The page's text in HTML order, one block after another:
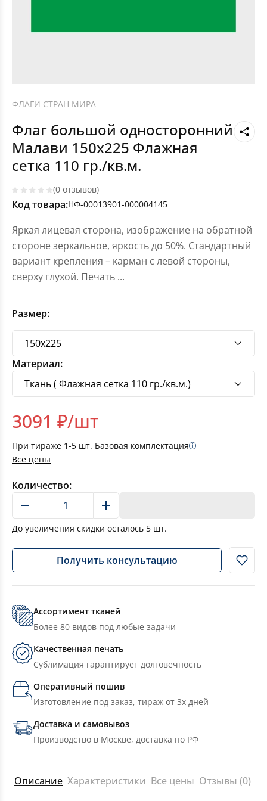
ФЛАГИ СТРАН МИРА
Флаг большой односторонний
Малави 150х225 Флажная
сетка 110 гр./кв.м.
(0 отзывов)
Код товара:НФ-00013901-000004145
Яркая лицевая сторона, изображение на обратной
стороне зеркальное, яркость до 50%. Стандартный
вариант крепления – карман с левой стороны,
сверху глухой. Печать ...
Размер:
Материал:
3091 ₽/шт
При тираже 1-5 шт. Базовая комплектация
Все цены
Количество:
До увеличения скидки осталось 5 шт.
Получить консультацию
Ассортимент тканей
Более 80 видов под любые задачи
Качественная печать
Сублимация гарантирует долговечность
Оперативный пошив
Изготовление под заказ, тираж от 3х дней
Доставка и самовывоз
Производство в Москве, доставка по РФ
Описание Характеристики Все цены Отзывы (0)